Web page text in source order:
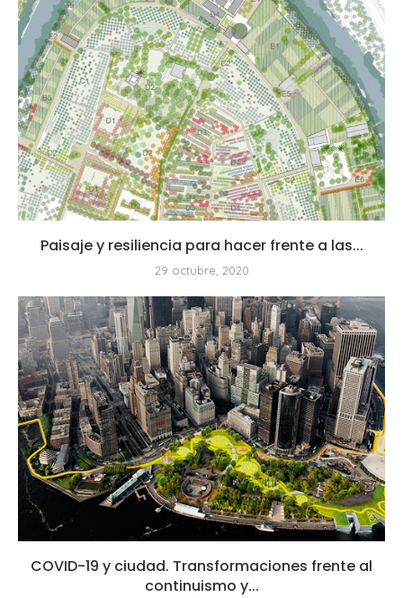
Paisaje y resiliencia para hacer frente a las...
29 octubre, 2020
COVID-19 y ciudad. Transformaciones frente al
continuismo y...